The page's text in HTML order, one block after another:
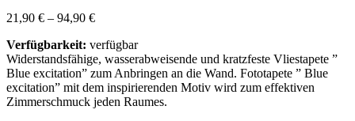
21,90 € – 94,90 €
Verfügbarkeit: verfügbar
Widerstandsfähige, wasserabweisende und kratzfeste Vliestapete ”
Blue excitation” zum Anbringen an die Wand. Fototapete ” Blue
excitation” mit dem inspirierenden Motiv wird zum effektiven
Zimmerschmuck jeden Raumes.